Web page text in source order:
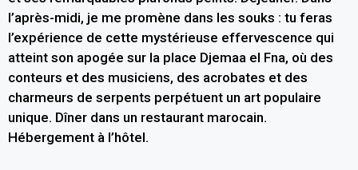
l’après-midi, je me promène dans les souks : tu feras
l’expérience de cette mystérieuse effervescence qui
atteint son apogée sur la place Djemaa el Fna, où des
conteurs et des musiciens, des acrobates et des
charmeurs de serpents perpétuent un art populaire
unique. Dîner dans un restaurant marocain.
Hébergement à l’hôtel.